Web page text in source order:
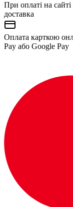
При оплаті на
доставка
Оплата карткою
Pay або Google Pay